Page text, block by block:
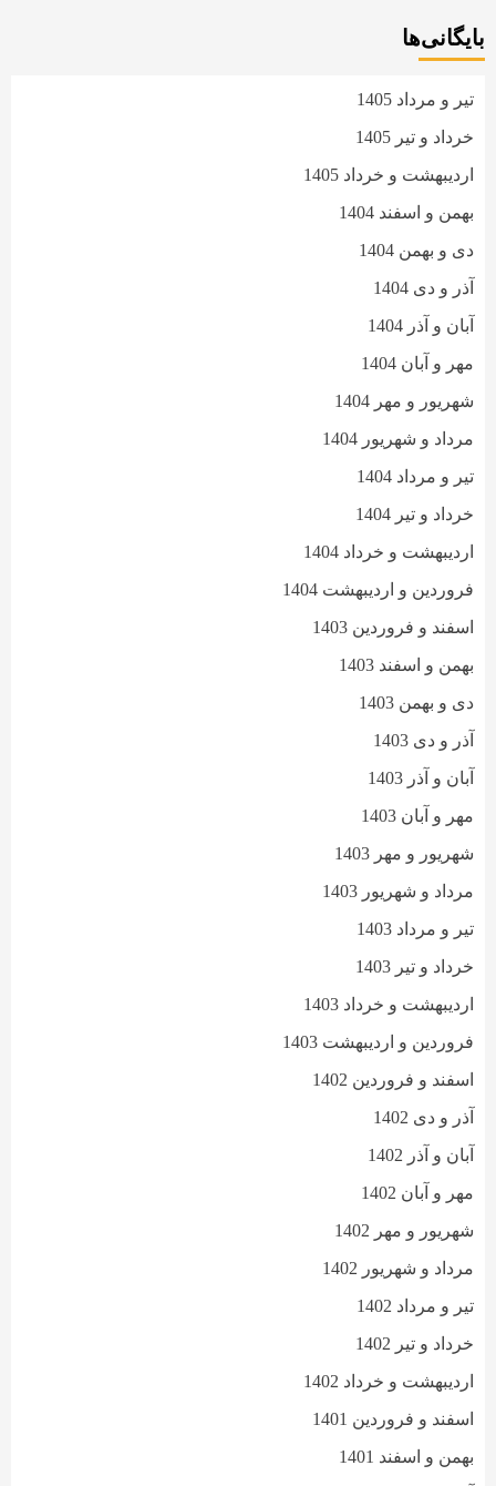
بایگانی‌ها
تیر و مرداد 1405
خرداد و تیر 1405
اردیبهشت و خرداد 1405
بهمن و اسفند 1404
دی و بهمن 1404
آذر و دی 1404
آبان و آذر 1404
مهر و آبان 1404
شهریور و مهر 1404
مرداد و شهریور 1404
تیر و مرداد 1404
خرداد و تیر 1404
اردیبهشت و خرداد 1404
فروردین و اردیبهشت 1404
اسفند و فروردین 1403
بهمن و اسفند 1403
دی و بهمن 1403
آذر و دی 1403
آبان و آذر 1403
مهر و آبان 1403
شهریور و مهر 1403
مرداد و شهریور 1403
تیر و مرداد 1403
خرداد و تیر 1403
اردیبهشت و خرداد 1403
فروردین و اردیبهشت 1403
اسفند و فروردین 1402
آذر و دی 1402
آبان و آذر 1402
مهر و آبان 1402
شهریور و مهر 1402
مرداد و شهریور 1402
تیر و مرداد 1402
خرداد و تیر 1402
اردیبهشت و خرداد 1402
اسفند و فروردین 1401
بهمن و اسفند 1401